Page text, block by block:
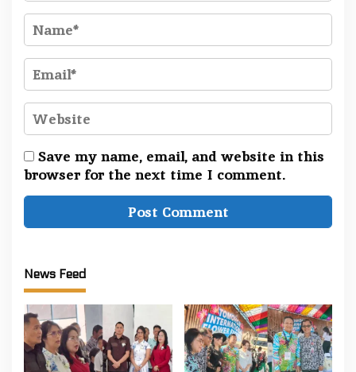
Save my name, email, and website in this
browser for the next time I comment.
News Feed